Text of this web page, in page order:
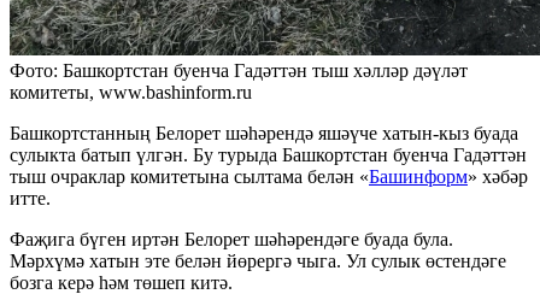
Фото: Башкортстан буенча Гадәттән тыш хәлләр дәүләт
комитеты, www.bashinform.ru
Башкортстанның Белорет шәһәрендә яшәүче хатын-кыз буада
сулыкта батып үлгән. Бу турыда Башкортстан буенча Гадәттән
тыш очраклар комитетына сылтама белән «Башинформ» хәбәр
итте.
Фаҗига бүген иртән Белорет шәһәрендәге буада була.
Мәрхүмә хатын эте белән йөрергә чыга. Ул сулык өстендәге
бозга керә һәм төшеп китә.